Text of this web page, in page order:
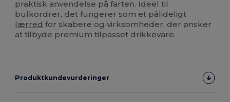
praktisk anvendelse på farten. Ideel til
bulkordrer, det fungerer som et pålideligt
lærred for skabere og virksomheder, der ønsker
at tilbyde premium tilpasset drikkevare.
Produktkundevurderinger